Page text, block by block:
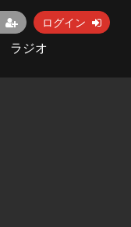
ログイン
ラジオ